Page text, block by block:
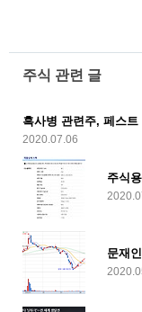
주식 관련 글
흑사병 관련주, 페스트
2020.07.06